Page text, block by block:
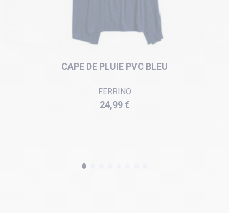
CAPE DE PLUIE PVC BLEU
FERRINO
Prix
24,99 €